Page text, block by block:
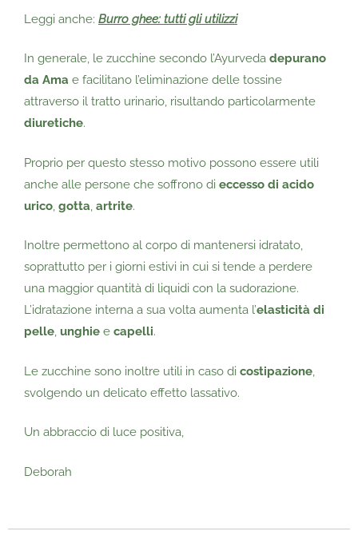
Leggi anche: Burro ghee: tutti gli utilizzi
In generale, le zucchine secondo l’Ayurveda depurano
da Ama e facilitano l’eliminazione delle tossine
attraverso il tratto urinario, risultando particolarmente
diuretiche.
Proprio per questo stesso motivo possono essere utili
anche alle persone che soffrono di eccesso di acido
urico, gotta, artrite.
Inoltre permettono al corpo di mantenersi idratato,
soprattutto per i giorni estivi in cui si tende a perdere
una maggior quantità di liquidi con la sudorazione.
L’idratazione interna a sua volta aumenta l’elasticità di
pelle, unghie e capelli.
Le zucchine sono inoltre utili in caso di costipazione,
svolgendo un delicato effetto lassativo.
Un abbraccio di luce positiva,
Deborah